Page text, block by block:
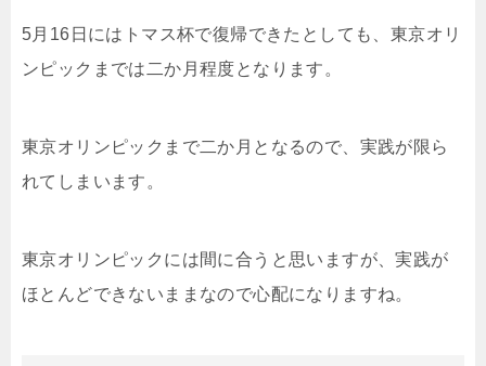
5月16日にはトマス杯で復帰できたとしても、東京オリ
ンピックまでは二か月程度となります。
東京オリンピックまで二か月となるので、実践が限ら
れてしまいます。
東京オリンピックには間に合うと思いますが、実践が
ほとんどできないままなので心配になりますね。